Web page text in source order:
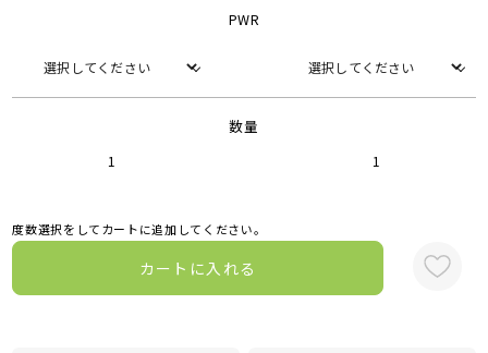
PWR
数量
1 1
度数選択をしてカートに追加してください。
カートに入れる